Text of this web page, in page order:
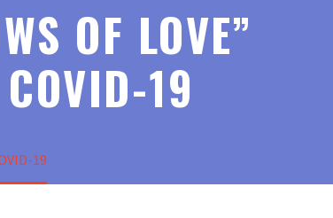
OF LOVE”
19
19